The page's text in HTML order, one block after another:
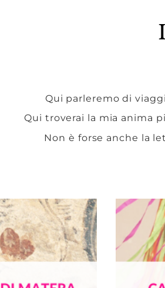
Qui parleremo di
Qui troverai la mia anima
Non è forse anche la